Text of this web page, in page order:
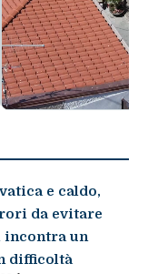
e caldo,
da evitare
incontra un
difficoltà